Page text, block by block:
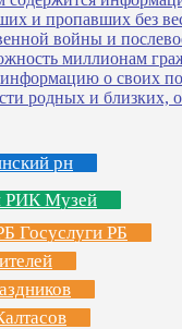
рн
РИК Музей
Госуслуги РБ